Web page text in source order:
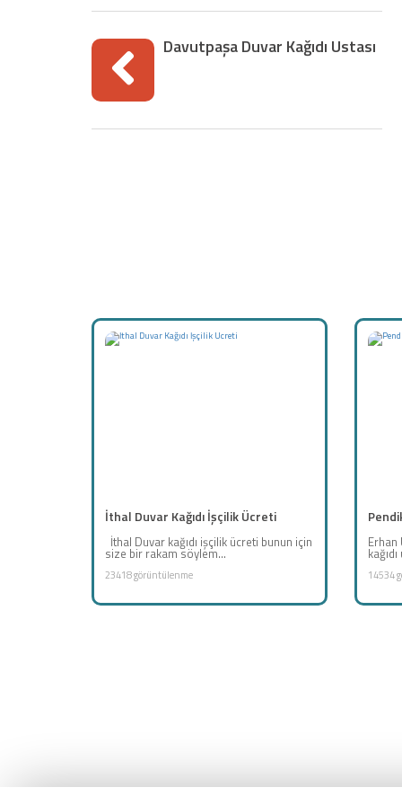
Davutpaşa Duvar Kağıdı Ustası
İthal Duvar Kağıdı İşçilik Ücreti
İthal Duvar kağıdı işçilik ücreti bunun için
size bir rakam söylem...
23418 görüntülenme
Erhan
14534